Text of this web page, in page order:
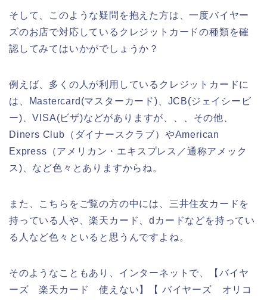
そして、このような疑問を抱えた方は、一度バイヤー
ズのお店で対応しているクレジットカードの種類を確
認してみてはいかがでしょうか？
例えば、多くの人が利用しているクレジットカードに
は、Mastercard(マスターカード)、JCB(ジェイシービ
ー)、VISA(ビザ)などがありますが、、、その他、
Diners Club（ダイナースクラブ）やAmerican
Express（アメリカン・エキスプレス／通称アメック
ス)、など色々とありますからね。
また、こちらをご覧の方の中には、三井住友カードを
持っている人や、楽天カード、dカードなどを持ってい
る人など色々といると思うんですよね。
そのようなこともあり、インターネットで、【バイヤ
ーズ 楽天カード 使えない】【 バイヤーズ オリコ